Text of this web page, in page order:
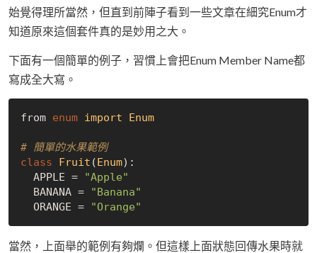
始覺得理所當然，但直到前陣子看到一些文章在細究Enum才
知道原來這個套件真的是妙用之大。
下面有一個簡單的例子，習慣上會把Enum Member Name都
寫成全大寫。
from enum import Enum
# 簡單的水果範例
class
Fruit (Enum):
  APPLE =
"Apple"
  BANANA =
"Banana"
  ORANGE =
"Orange"
當然，上面舉的範例有夠爛。但這樣上面狀態回傳水果時就